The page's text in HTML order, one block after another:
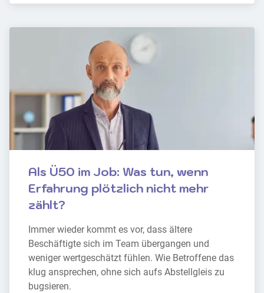
Als Ü50 im Job: Was tun, wenn
Erfahrung plötzlich nicht mehr
zählt?
Immer wieder kommt es vor, dass ältere
Beschäftigte sich im Team übergangen und
weniger wertgeschätzt fühlen. Wie Betroffene das
klug ansprechen, ohne sich aufs Abstellgleis zu
bugsieren.